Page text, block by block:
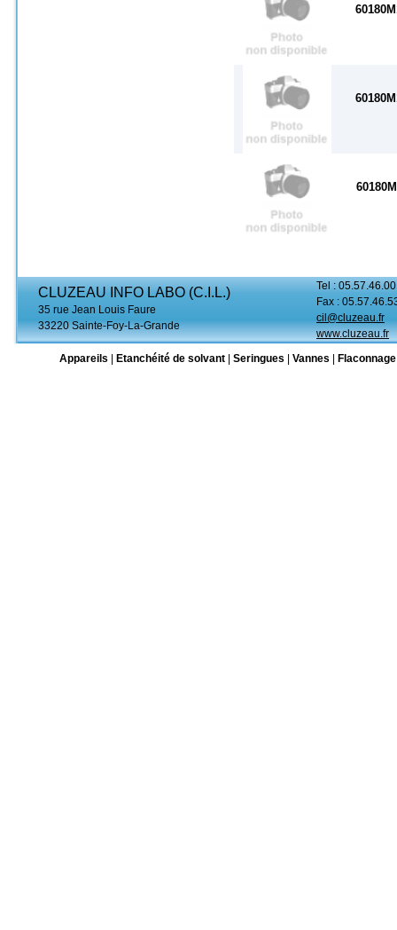
CLUZEAU INFO LABO (C.I.L.)
35 rue Jean Louis Faure
33220 Sainte-Foy-La-Grande
Tel :
Fax :
cil@cluzeau.fr
www.cluzeau.fr
Appareils
Etanchéité de solvant Seringues Vannes Flaconnage